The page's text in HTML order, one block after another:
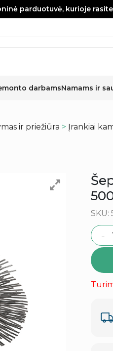
parduotuvė, kurioje
darbamsNamams ir
ir priežiūra > Įrankiai
SKU:
-